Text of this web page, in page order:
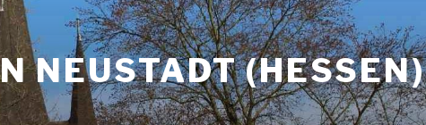
NEUSTADT (HESSEN)